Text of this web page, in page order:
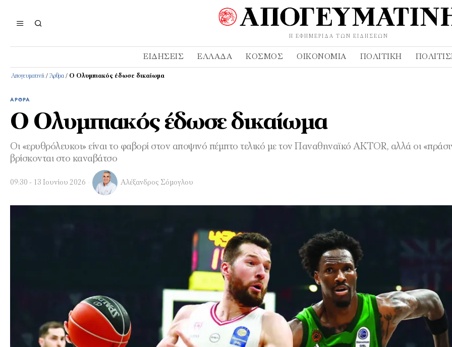
Η ΕΦΗΜΕΡΊΔΑ ΤΩΝ ΕΙΔΉΣΕΩΝ
ΕΙΔΉΣΕΙΣ ΕΛΛΆΔΑ ΚΌΣΜΟΣ ΟΙΚΟΝΟΜΊΑ ΠΟΛΙΤΙΚΉ
Απογευματινή / Άρθρα / Ο Ολυμπιακός έδωσε δικαίωμα
ΆΡΘΡΑ
Ο Ολυμπιακός έδωσε δικαίωμα
Οι «ερυθρόλευκοι» είναι το φαβορί στον αποψινό πέμπτο τελικό με τον Παναθηναϊκό AKTOR, αλλά οι
βρίσκονται στο καναβάτσο
09:30 - 13 Ιουνίου 2026 Αλέξανδρος Σόμογλου